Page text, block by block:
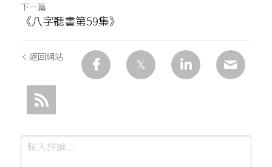
下一篇
《八字聽書第59集》
返回網站